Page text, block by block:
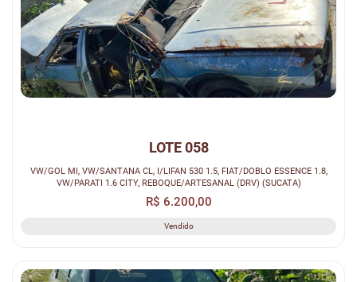
LOTE 058
VW/GOL MI, VW/SANTANA CL, I/LIFAN 530 1.5, FIAT/DOBLO ESSENCE 1.8,
VW/PARATI 1.6 CITY, REBOQUE/ARTESANAL (DRV) (SUCATA)
R$ 6.200,00
Vendido